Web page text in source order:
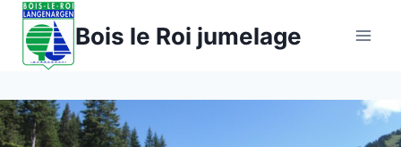
Aller
contenu
Bois le Roi jumelage